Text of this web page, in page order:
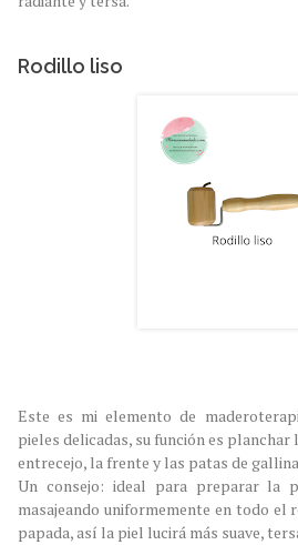
Rodillo liso
Este es mi elemento de
pieles delicadas, su función es
entrecejo, la frente y las patas de
Un consejo: ideal para preparar la
masajeando uniformemente en todo
papada, así la piel lucirá más suave,